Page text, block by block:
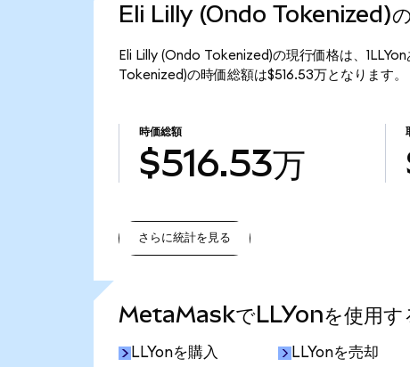
Eli Lilly (Ondo Tokenized)の
Eli Lilly (Ondo Tokenized)の現行価格は、
Tokenized)の時価総額は$516.53万となります。
時価総額
$516.53万
さらに統計を見る
MetaMaskでLLYonを使用す
LLYonを購入 LLYonを売却